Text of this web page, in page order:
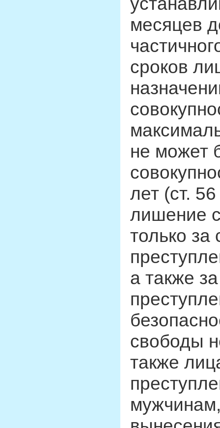
месяцев
сроков
не может
лет (ст.
лишение
только
а также
свободы
также